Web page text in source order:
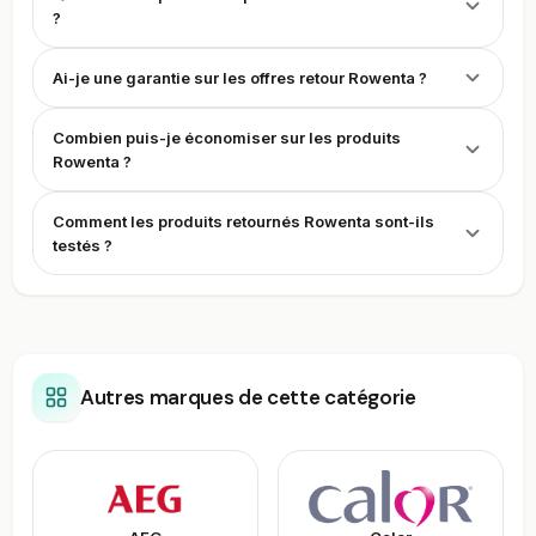
Strijkgoed vormt van oudsher het hart van Rowenta:
strijkijzers, stoomgeneratoren, kledingstomers en
strijkplanken. Daarnaast is er een breed gamma voor
vloerreiniging — sleestofzuigers, steelstofzuigers en
robotstofzuigers — en voor klimaat en verzorging, met
ventilatoren, luchtreinigers, haardrogers en stylingtoestellen.
Duits ontwerp en afwerking zijn een terugkerend thema in de
manier waarop het merk zich presenteert.
Waar het merk voor staat
Binnen die groep bleef Rowenta een eigen, herkenbaar merk
met een Duitse reputatie voor degelijkheid en design. Wie voor
een gevestigde naam met een lange geschiedenis.
?
Ai-je une garantie sur les offres retour Rowenta ?
Combien puis-je économiser sur les produits
Rowenta ?
Comment les produits retournés Rowenta sont-ils
testés ?
Autres marques de cette catégorie